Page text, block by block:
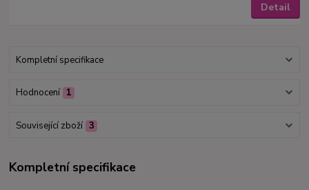
Detail
Kompletní specifikace
Hodnocení 1
Související zboží 3
Kompletní specifikace